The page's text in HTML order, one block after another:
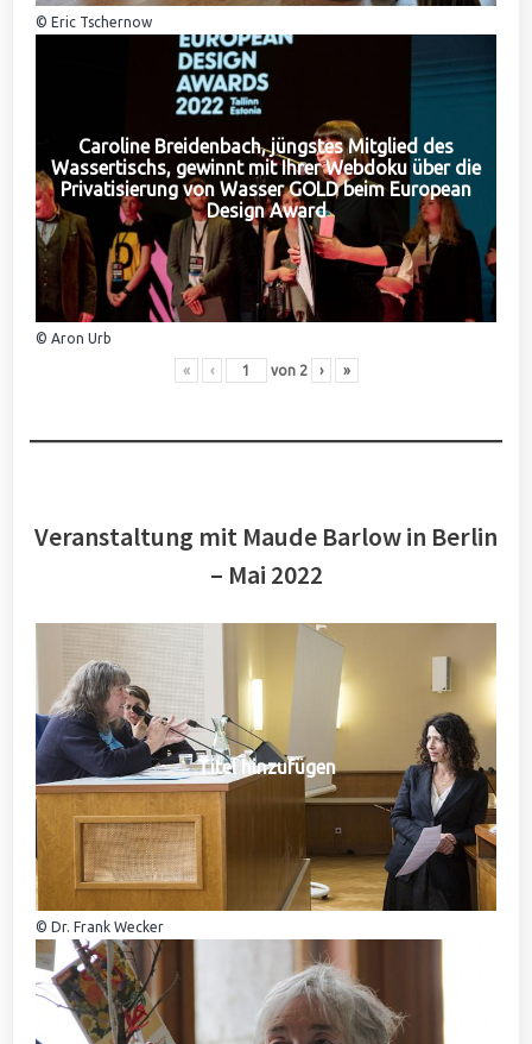
© Eric Tschernow
Caroline Breidenbach, jüngstes Mitglied des
Wassertischs, gewinnt mit Ihrer Webdoku über die
Privatisierung von Wasser GOLD beim European
Design Award
© Aron Urb
« ‹ von 2 › »
Veranstaltung mit Maude Barlow in Berlin
– Mai 2022
Titel hinzufügen
© Dr. Frank Wecker